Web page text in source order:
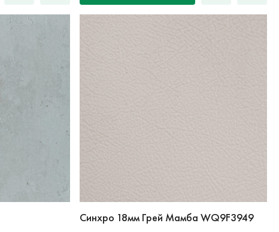
Синхро 18мм Грей Мамба WQ9F3949